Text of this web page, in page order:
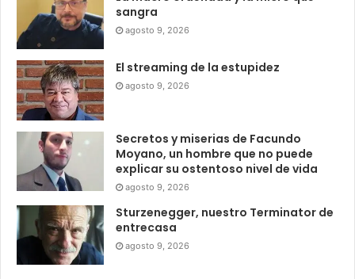
sangra
agosto 9, 2026
El streaming de la estupidez
agosto 9, 2026
Secretos y miserias de Facundo
Moyano, un hombre que no puede
explicar su ostentoso nivel de vida
agosto 9, 2026
Sturzenegger, nuestro Terminator de
entrecasa
agosto 9, 2026